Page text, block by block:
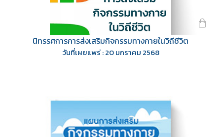
นิทรรศการการส่งเสริมกิจกรรมทางกายในวิถีชีวิต
วันที่เผยแพร่ : 20 มกราคม 2568